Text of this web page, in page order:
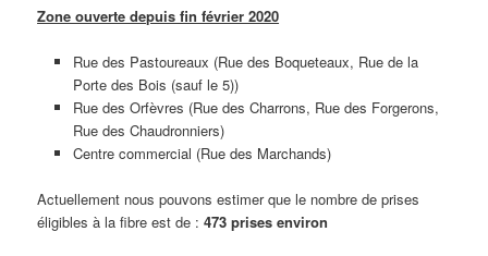
Zone ouverte depuis fin février 2020
Rue des Pastoureaux (Rue des Boqueteaux, Rue de la
Porte des Bois (sauf le 5))
Rue des Orfèvres (Rue des Charrons, Rue des Forgerons,
Rue des Chaudronniers)
Centre commercial (Rue des Marchands)
Actuellement nous pouvons estimer que le nombre de prises
éligibles à la fibre est de :473 prises environ